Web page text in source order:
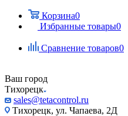
Корзина0
Избранные товары0
Сравнение товаров0
Ваш город
Тихорецк
sales@tetacontrol.ru
Тихорецк, ул. Чапаева, 2Д